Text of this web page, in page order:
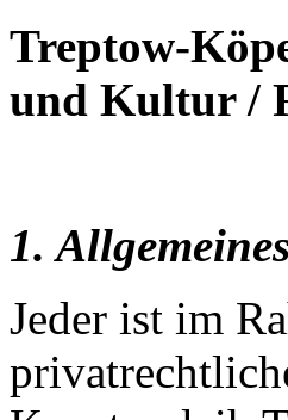
Treptow-
und Kultur /
1. Allgemeines
Jeder ist im